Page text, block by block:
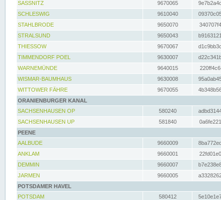
SASSNITZ
9670065
SCHLESWIG
9610040
STAHLBRODE
9650070
STRALSUND
9650043
THIESSOW
9670067
TIMMENDORF POEL
9630007
WARNEMÜNDE
9640015
WISMAR-BAUMHAUS
9630008
WITTOWER FÄHRE
9670055
ORANIENBURGER KANAL
SACHSENHAUSEN OP
580240
SACHSENHAUSEN UP
581840
PEENE
AALBUDE
9660009
ANKLAM
9660001
DEMMIN
9660007
JARMEN
9660005
POTSDAMER HAVEL
POTSDAM
580412